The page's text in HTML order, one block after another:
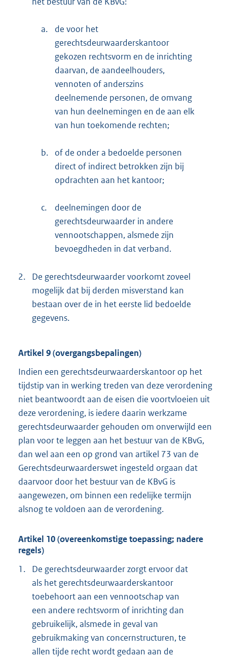
a.
de voor het
gerechtsdeurwaarderskantoor
gekozen rechtsvorm en de inrichting
daarvan, de aandeelhouders,
vennoten of anderszins
deelnemende personen, de omvang
van hun deelnemingen en de aan elk
van hun toekomende rechten;
b.
of de onder a bedoelde personen
direct of indirect betrokken zijn bij
opdrachten aan het kantoor;
c.
deelnemingen door de
gerechtsdeurwaarder in andere
vennootschappen, alsmede zijn
bevoegdheden in dat verband.
2.
De gerechtsdeurwaarder voorkomt zoveel
mogelijk dat bij derden misverstand kan
bestaan over de in het eerste lid bedoelde
gegevens.
Artikel 9 (overgangsbepalingen)
Indien een gerechtsdeurwaarderskantoor op het
tijdstip van in werking treden van deze verordening
niet beantwoordt aan de eisen die voortvloeien uit
deze verordening, is iedere daarin werkzame
gerechtsdeurwaarder gehouden om onverwijld een
plan voor te leggen aan het bestuur van de KBvG,
dan wel aan een op grond van artikel 73 van de
Gerechtsdeurwaarderswet ingesteld orgaan dat
daarvoor door het bestuur van de KBvG is
aangewezen, om binnen een redelijke termijn
alsnog te voldoen aan de verordening.
Artikel 10 (overeenkomstige toepassing; nadere
regels)
1.
De gerechtsdeurwaarder zorgt ervoor dat
als het gerechtsdeurwaarderskantoor
toebehoort aan een vennootschap van
een andere rechtsvorm of inrichting dan
gebruikelijk, alsmede in geval van
gebruikmaking van concernstructuren, te
allen tijde recht wordt gedaan aan de